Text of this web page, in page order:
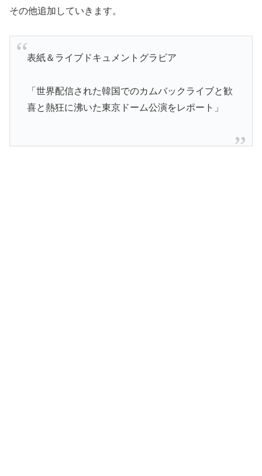
その他追加していきます。
表紙＆ライブドキュメントグラビア
「世界配信された韓国でのカムバックライブと歓
喜と熱狂に沸いた東京ドーム公演をレポート」